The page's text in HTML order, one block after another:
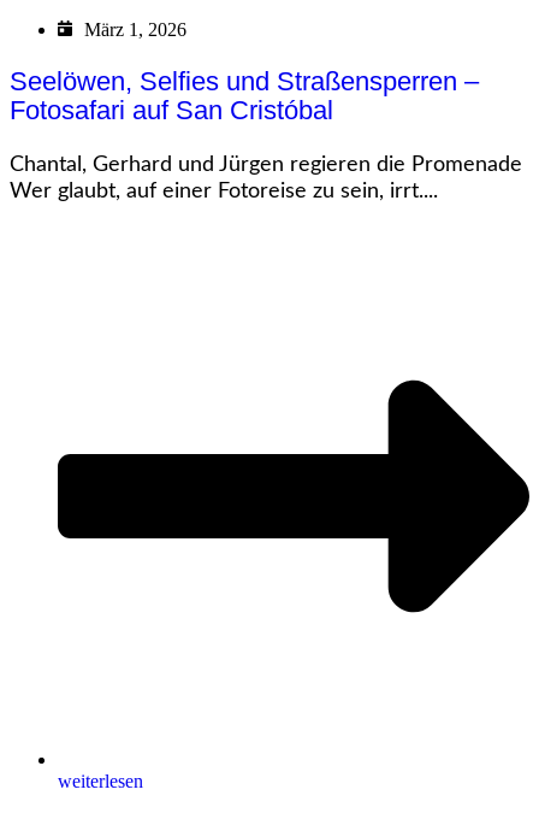
März 1, 2026
Seelöwen, Selfies und Straßensperren –
Fotosafari auf San Cristóbal
Chantal, Gerhard und Jürgen regieren die Promenade
Wer glaubt, auf einer Fotoreise zu sein, irrt....
weiterlesen